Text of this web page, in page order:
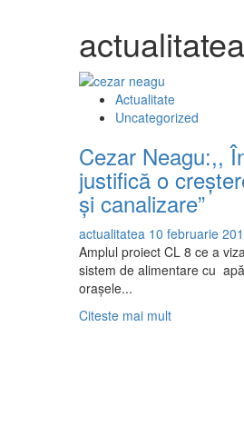
actualitatea
Actualitate
Uncategorized
Cezar Neagu:,,
justifică o
şi canalizare”
actualitatea 10 februarie
Amplul proiect CL 8 ce a
sistem de alimentare cu
oraşele...
Citeste mai multRead